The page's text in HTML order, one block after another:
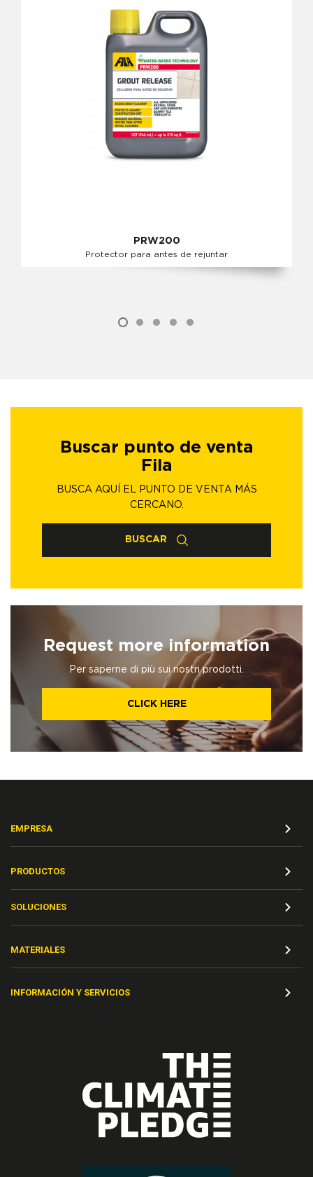
PRW200
Protector para antes de rejuntar
Buscar punto de venta
Fila
BUSCA AQUÍ EL PUNTO DE VENTA MÁS
CERCANO.
BUSCAR
Request more information
Per saperne di più sui nostri prodotti.
CLICK HERE
EMPRESA
PRODUCTOS
SOLUCIONES
MATERIALES
INFORMACIÓN Y SERVICIOS